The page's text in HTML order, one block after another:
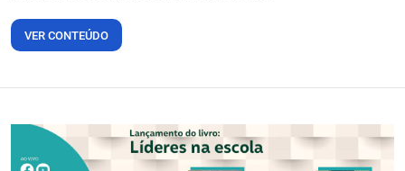
VER CONTEÚDO